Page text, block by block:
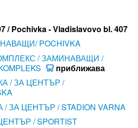
/ Pochivka - Vladislavovo bl. 407
POCHIVKA
/ ЗАМИНАВАЩИ /
приближава
/ ЗА ЦЕНТЪР /
ЗА ЦЕНТЪР / STADION VARNA
/ SPORTIST